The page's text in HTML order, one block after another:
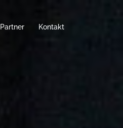
Partner Kontakt